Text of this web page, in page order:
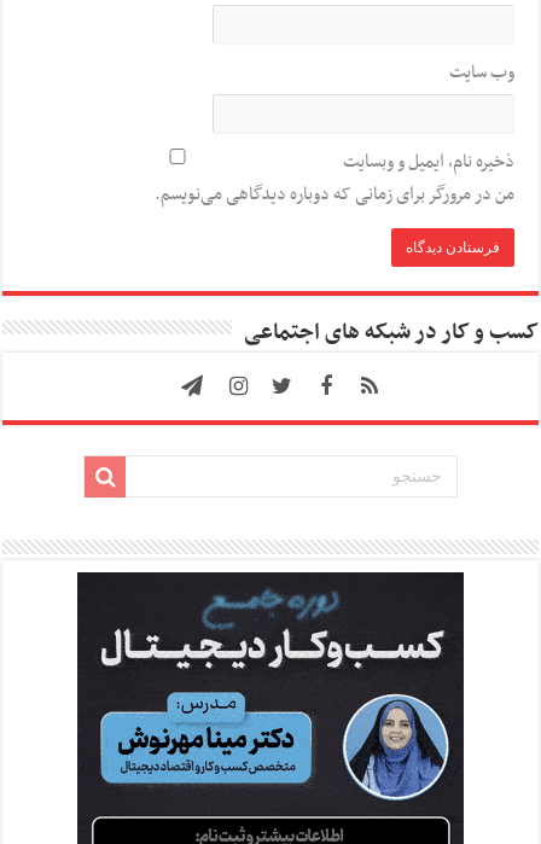
وب‌ سایت
ذخیره نام، ایمیل و وبسایت
من در مرورگر برای زمانی که دوباره دیدگاهی می‌نویسم.
کسب و کار در شبکه های اجتماعی